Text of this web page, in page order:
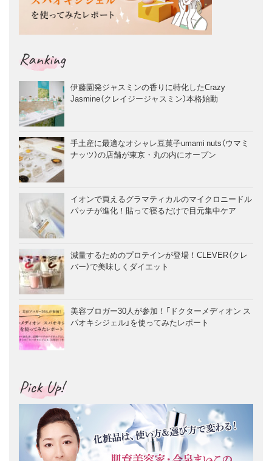
Ranking
伊藤園発ジャスミンの香りに特化したCrazy
Jasmine（クレイジージャスミン）本格始動
手土産に最適なオシャレ豆菓子umami nuts（ウマミ
ナッツ）の店舗が東京・丸の内にオープン
イオンで買えるグラマティカルのマイクロニードル
パッチが進化！貼って寝るだけで目元集中ケア
減量するためのプロテインが登場！CLEVER（クレ
バー）で美味しくダイエット
美容ブロガー30人が参加！「ドクターメディオン ス
パオキシジェル」を使ってみたレポート
Pick Up!